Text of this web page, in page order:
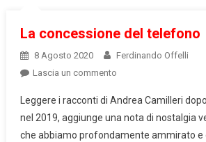
La concessione del telefono
8 Agosto 2020
Ferdinando Offelli
Lascia un commentoon
concessione
del
telefono
Leggere i racconti di Andrea Camilleri
nel 2019, aggiunge una nota di nostalgia
che abbiamo profondamente ammirato e